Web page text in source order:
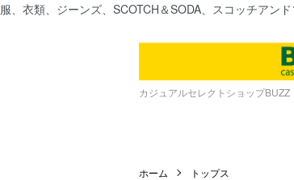
服、衣類、ジーンズ、SCOTCH＆SODA、スコッチアン
カジュアルセレクトショップBUZZ
ホーム トップス